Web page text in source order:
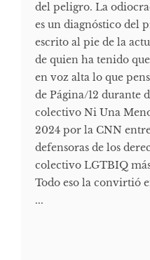
del peligro. La
es un diagnóstico del
escrito al pie de la
de quien ha tenido
en voz alta lo que
de Página/12 durante
colectivo Ni Una
2024 por la CNN
defensoras de los
colectivo LGTBIQ
Todo eso la convirtió
...